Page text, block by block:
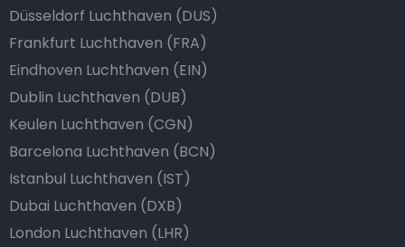
Düsseldorf Luchthaven (DUS)
Frankfurt Luchthaven (FRA)
Eindhoven Luchthaven (EIN)
Dublin Luchthaven (DUB)
Keulen Luchthaven (CGN)
Barcelona Luchthaven (BCN)
Istanbul Luchthaven (IST)
Dubai Luchthaven (DXB)
London Luchthaven (LHR)